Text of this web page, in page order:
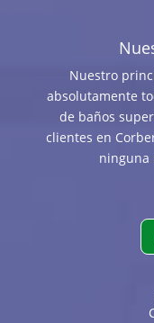
Nuestro
absolutamente
de baños
clientes en
ninguna